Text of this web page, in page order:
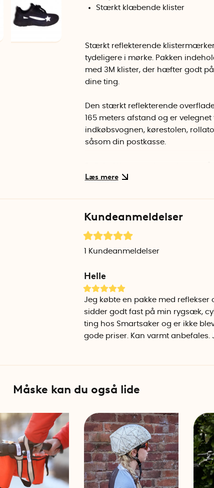
Stærkt klæbende klister
Stærkt reflekterende
tydeligere i mørke. Pakken
med 3M klister, der hæfter godt
dine ting.
Den stærkt reflekterende
165 meters afstand og er
indkøbsvognen, kørestolen,
såsom din postkasse.
med hårdt stof. Klistermærkerne
Pakken indeholder tre ark med
1 ark med 7 rektangulære
1 ark med 8 smalle reflekser, der
stellet.
barnevogn og barnecyklen.
Rengør overfladen for snavs og
du klistrer refleksen på.
Antal pr. Pakke: 23 stk. Refleks-
Kundeanmeldelser
Kundeanmeldelser
Helle
Jeg købte en pakke med reflekser
sidder godt fast på min rygsæk,
ting hos Smartsaker og er ikke
gode priser. Kan varmt anbefales.
Måske kan du også lide